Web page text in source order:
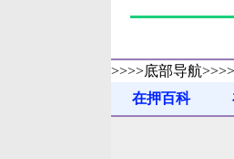
>>>>底部导航>>>>
在押百科